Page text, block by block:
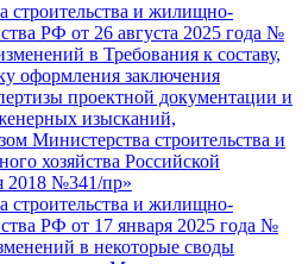
строительства и жилищно-
РФ от 26 августа 2025 года №
в Требования к составу,
оформления заключения
проектной документации и
изысканий,
Министерства строительства и
хозяйства Российской
2018 №341/пр»
строительства и жилищно-
РФ от 17 января 2025 года №
в некоторые своды